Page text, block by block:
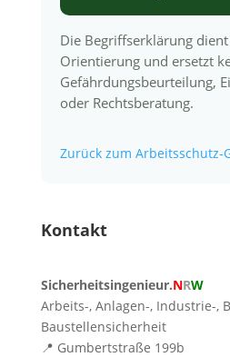
Die Begriffserklärung
Orientierung und ersetzt
Gefährdungsbeurteilung,
oder Rechtsberatung.
Zurück zum Arbeitsschutz-
Kontakt
Sicherheitsingenieur.NRW
Arbeits-, Anlagen-, Industrie-,
Baustellensicherheit
📍 Gumbertstraße 199b